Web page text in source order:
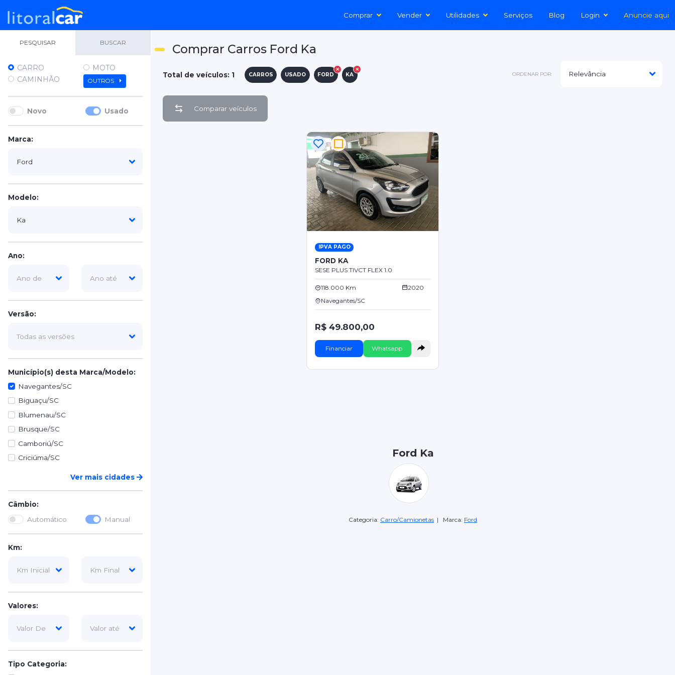
Comprar Vender Utilidades Serviços Blog Login Anuncie aqui
PESQUISAR BUSCAR
CARRO
MOTO
CAMINHÃO
OUTROS
Novo Usado
Marca:
Modelo:
Ano:
Versão:
Município(s) desta Marca/Modelo:
Navegantes/SC
Biguaçu/SC
Blumenau/SC
Brusque/SC
Camboriú/SC
Criciúma/SC
Ver mais cidades
Câmbio:
Automático
Manual
Km:
Valores:
Tipo Categoria:
Comprar Carros Ford Ka
Total de veículos: 1 CARROS USADO FORD KA ORDENAR POR:
Comparar veículos
IPVA PAGO
FORD KA
SESE PLUS TIVCT FLEX 1.0
118.000 Km
2020
Navegantes/SC
R$ 49.800,00
Financiar Whatsapp
Ford Ka
Categoria: Carro/Camionetas | Marca: Ford